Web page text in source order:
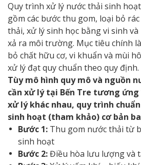
Quy trình xử lý nước thải sinh
gồm các bước thu gom, loại bỏ
thải, xử lý sinh học bằng vi sinh
xả ra môi trường. Mục tiêu chính
bỏ chất hữu cơ, vi khuẩn và mùi
xử lý đạt quy chuẩn theo quy định.
Tùy mô hình quy mô và nguồn
cần xử lý tại Bến Tre tương ứng
xử lý khác nhau, quy trình
sinh hoạt (tham khảo) cơ bản
Bước 1: Thu gom nước thải từ
sinh hoạt
Bước 2:Điều hòa lưu lượng và